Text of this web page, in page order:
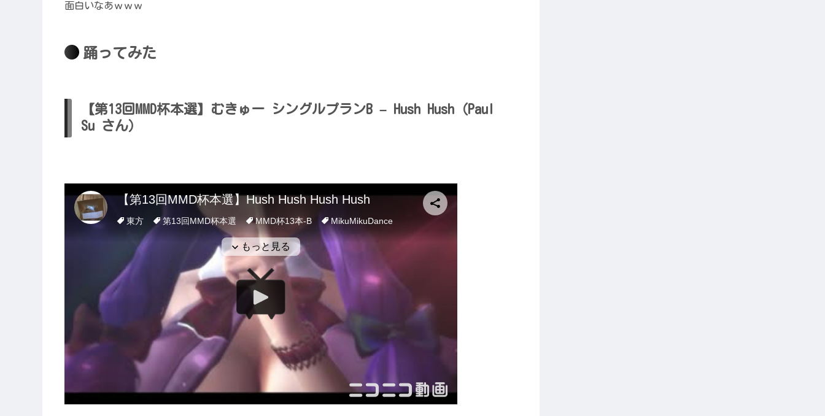
面白いなあｗｗｗ
踊ってみた
【第13回MMD杯本選】むきゅー シングルプランB – Hush Hush（Paul
Su さん）